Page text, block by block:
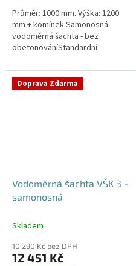
hvězdiček.
Průměr: 1000 mm. Výška: 1200
mm + komínek Samonosná
vodoměrná šachta - bez
obetonováníStandardní
přání) Český výrobek! Pro
případné dotazy, či...
Doprava Zdarma
Vodoměrná šachta VŠK 3 -
samonosná
Skladem
10 290 Kč bez DPH
12 451 Kč